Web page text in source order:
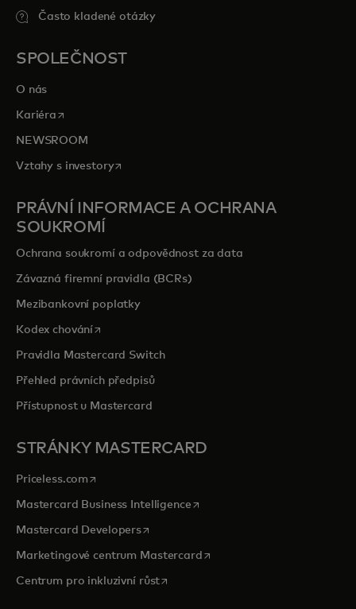
Často kladené otázky
SPOLEČNOST
O nás
Kariéra opens in a new tab
NEWSROOM
Vztahy s investoryopens in a new tab
PRÁVNÍ INFORMACE A OCHRANA
SOUKROMÍ
Ochrana soukromí a odpovědnost za data
Závazná firemní pravidla (BCRs)
Mezibankovní poplatky
Kodex chováníopens in a new tab
Pravidla Mastercard Switch
Přehled právních předpisů
Přístupnost u Mastercard
STRÁNKY MASTERCARD
Priceless.com opens in a new tab
Mastercard Business Intelligenceopens in a new tab
Mastercard Developersopens in a new tab
Marketingové centrum Mastercardopens in a new tab
Centrum pro inkluzivní růstopens in a new tab